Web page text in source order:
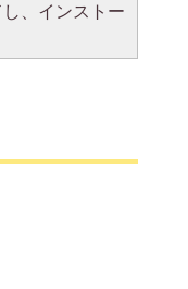
、インストー